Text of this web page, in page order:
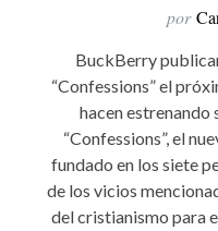
por
BuckBerry
“Confessions” el
hacen estrenando
“Confessions”, el
fundado en los siete
de los vicios
del cristianismo para